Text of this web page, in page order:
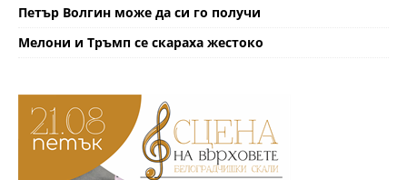
Петър Волгин може да си го получи
Мелони и Тръмп се скараха жестоко